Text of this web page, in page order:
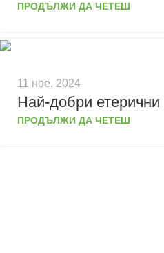
ПРОДЪЛЖИ ДА ЧЕТЕШ
11 ное. 2024
Най-добри
ПРОДЪЛЖИ ДА ЧЕТЕШ